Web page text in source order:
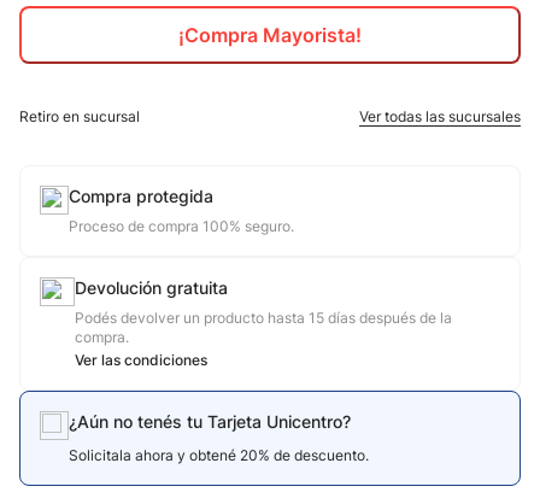
¡Compra Mayorista!
Retiro en sucursal Ver todas las sucursales
Compra protegida
Proceso de compra 100% seguro.
Devolución gratuita
Podés devolver un producto hasta 15 días después de la
compra.
Ver las condiciones
¿Aún no tenés tu Tarjeta Unicentro?
Solicitala ahora y obtené 20% de descuento.